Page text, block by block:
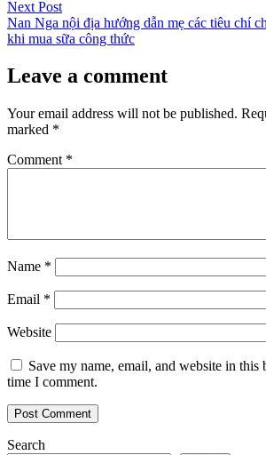
Next PostNext
post:
Nan Nga nội địa hướng dẫn mẹ các tiêu chí
khi mua sữa công thức
Leave a comment
Your email address will not be published.
marked *
Comment *
Name *
Email *
Website
Save my name, email, and website in this
time I comment.
Search